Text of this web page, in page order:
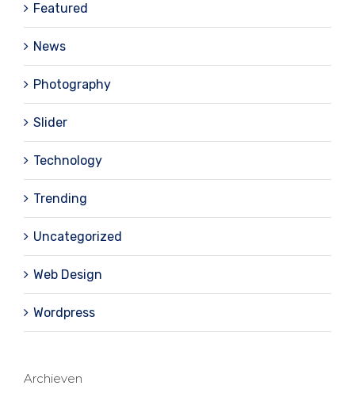
Featured
News
Photography
Slider
Technology
Trending
Uncategorized
Web Design
Wordpress
Archieven